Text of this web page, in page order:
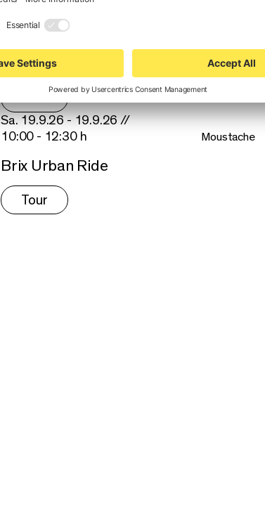
Sa. 19.9.26 - 19.9.26 //
09:30 - 12:00 h
Plose E-MTB Ride Out mit Nakidaii
Sa. 19.9.26 - 19.9.26 //
10:00 - 12:30 h
Moustache
Brix Urban Ride
Tour